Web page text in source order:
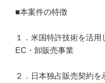
■本案件の特徴
１．米国特許技術を活
EC・卸販売事業
２．日本独占販売契約